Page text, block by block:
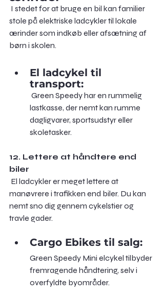
stole på elektriske ladcykler til lokale
ærinder som indkøb eller afsætning af
børn i skolen.
El ladcykel til
transport:
lastkasse, der nemt kan rumme
dagligvarer, sportsudstyr eller
skoletasker.
12. Lettere at håndtere end
biler
manøvrere i trafikken end biler. Du kan
nemt sno dig gennem cykelstier og
travle gader.
Cargo Ebikes til salg:
Green Speedy Mini elcykel tilbyder
fremragende håndtering, selv i
overfyldte byområder.